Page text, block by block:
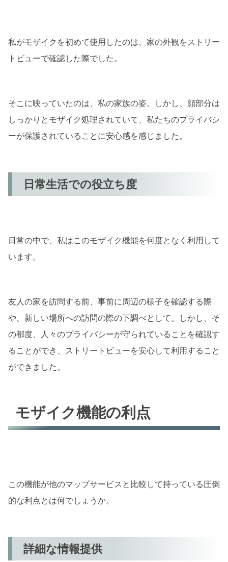
私がモザイクを初めて使用したのは、家の外観をストリー
トビューで確認した際でした。
そこに映っていたのは、私の家族の姿。しかし、顔部分は
しっかりとモザイク処理されていて、私たちのプライバシ
ーが保護されていることに安心感を感じました。
日常生活での役立ち度
日常の中で、私はこのモザイク機能を何度となく利用して
います。
友人の家を訪問する前、事前に周辺の様子を確認する際
や、新しい場所への訪問の際の下調べとして。しかし、そ
の都度、人々のプライバシーが守られていることを確認す
ることができ、ストリートビューを安心して利用すること
ができました。
モザイク機能の利点
この機能が他のマップサービスと比較して持っている圧倒
的な利点とは何でしょうか。
詳細な情報提供